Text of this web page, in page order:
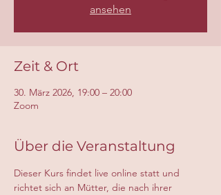
ansehen
Zeit & Ort
30. März 2026, 19:00 – 20:00
Zoom
Über die Veranstaltung
Dieser Kurs findet live online statt und
richtet sich an Mütter, die nach ihrer